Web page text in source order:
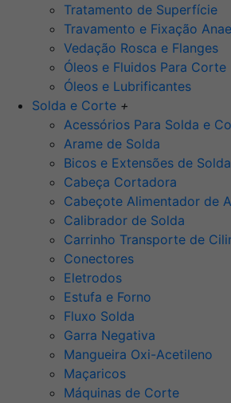
Tratamento de Superfície
Travamento e Fixação
Vedação Rosca e Flanges
Óleos e Fluidos Para Corte
Óleos e Lubrificantes
Solda e Corte +
Acessórios Para Solda e
Arame de Solda
Bicos e Extensões de
Cabeça Cortadora
Cabeçote Alimentador de
Calibrador de Solda
Carrinho Transporte de
Conectores
Eletrodos
Estufa e Forno
Fluxo Solda
Garra Negativa
Mangueira Oxi-Acetileno
Maçaricos
Máquinas de Corte